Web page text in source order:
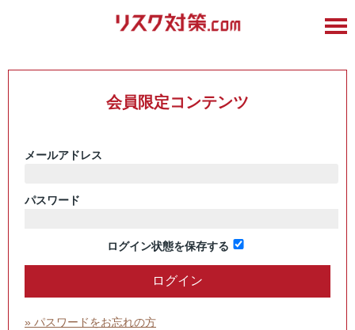
会員限定コンテンツ
メールアドレス
パスワード
ログイン状態を保存する
» パスワードをお忘れの方